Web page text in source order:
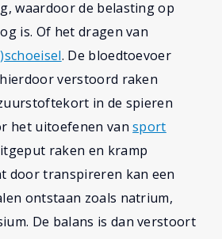
waardoor de belasting op
is. Of het dragen van
. De bloedtoevoer
verstoord raken
in de spieren
het uitoefenen vansport
raken en kramp
door transpireren kan een
ontstaan zoals natrium,
De balans is dan verstoort